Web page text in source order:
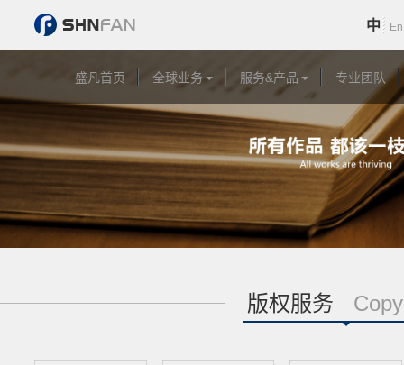
中 En
盛凡首页 全球业务 服务&产品 专业团队
版权服务